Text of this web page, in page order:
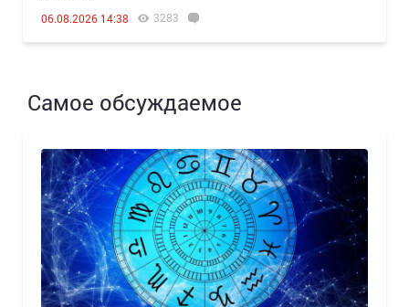
06.08.2026 14:38 3283
Самое обсуждаемое